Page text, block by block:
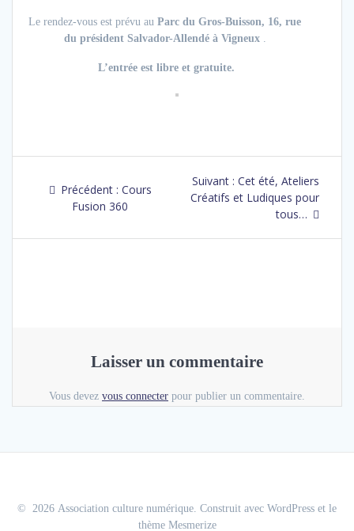
Le rendez-vous est prévu auParc du Gros-Buisson, 16, rue
du président Salvador-Allendé à Vigneux.
L’entrée est libre et gratuite.
l’article
Précédent : Article
précédent
Cours
Fusion 360
Suivant : Article
suivant
Cet été, Ateliers
Créatifs et Ludiques pour
tous…
Laisser un commentaire
Vous devez vous connecter pour publier un commentaire.
© 2026 Association culture numérique. Construit avec WordPress et le
thème Mesmerize